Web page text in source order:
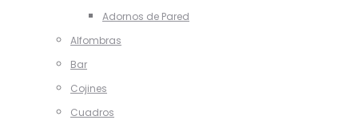
Adornos de Pared
Alfombras
Bar
Cojines
Cuadros